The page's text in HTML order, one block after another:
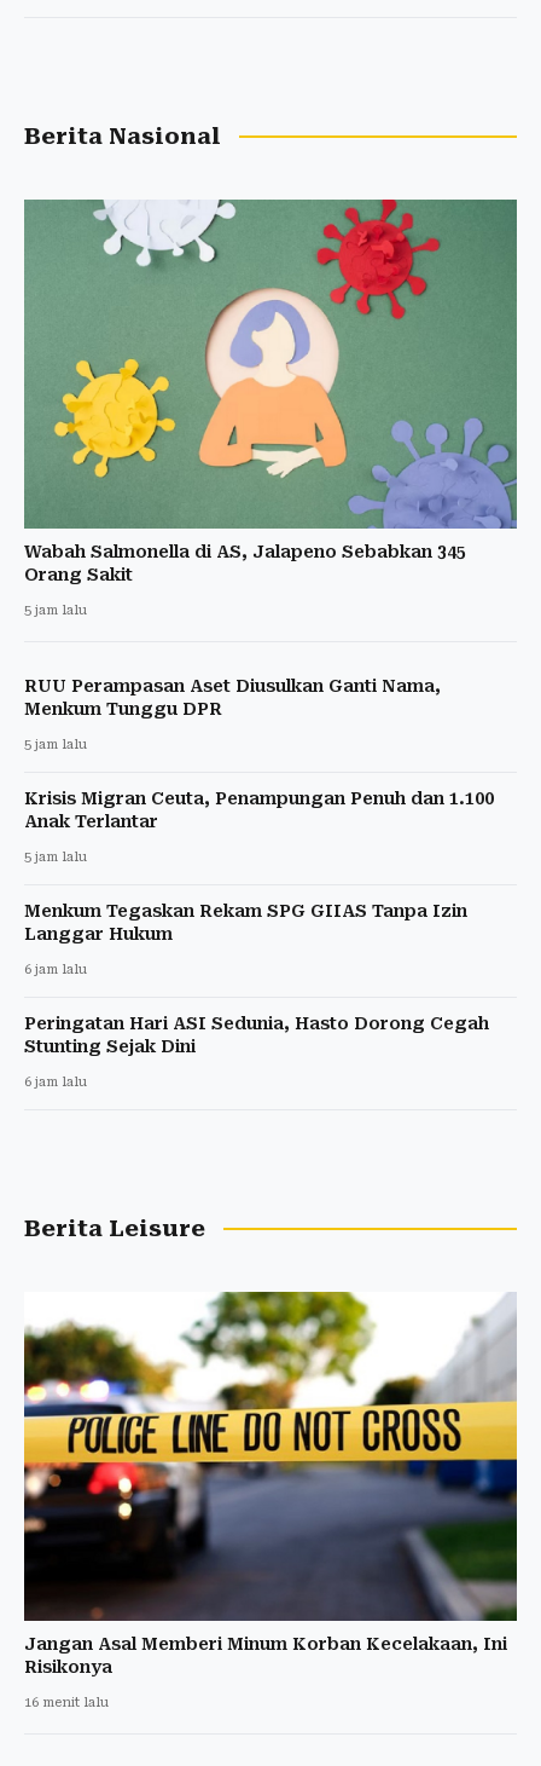
Berita Nasional
Wabah Salmonella di AS, Jalapeno Sebabkan 345
Orang Sakit
5 jam lalu
RUU Perampasan Aset Diusulkan Ganti Nama,
Menkum Tunggu DPR
5 jam lalu
Krisis Migran Ceuta, Penampungan Penuh dan 1.100
Anak Terlantar
5 jam lalu
Menkum Tegaskan Rekam SPG GIIAS Tanpa Izin
Langgar Hukum
6 jam lalu
Peringatan Hari ASI Sedunia, Hasto Dorong Cegah
Stunting Sejak Dini
6 jam lalu
Berita Leisure
Jangan Asal Memberi Minum Korban Kecelakaan, Ini
Risikonya
16 menit lalu